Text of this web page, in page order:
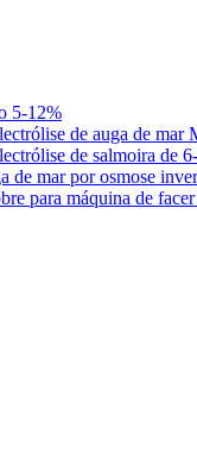
5-12%
de auga de mar
de salmoira de
de mar por osmose
para máquina de facer